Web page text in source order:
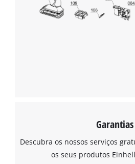
to the list of
Garantias
Descubra os nossos serviços
os seus produtos